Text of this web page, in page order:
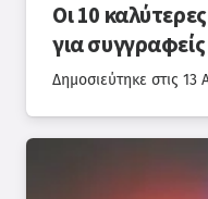
Οι 10
για συγγραφείς
Δημοσιεύτηκε στις 13